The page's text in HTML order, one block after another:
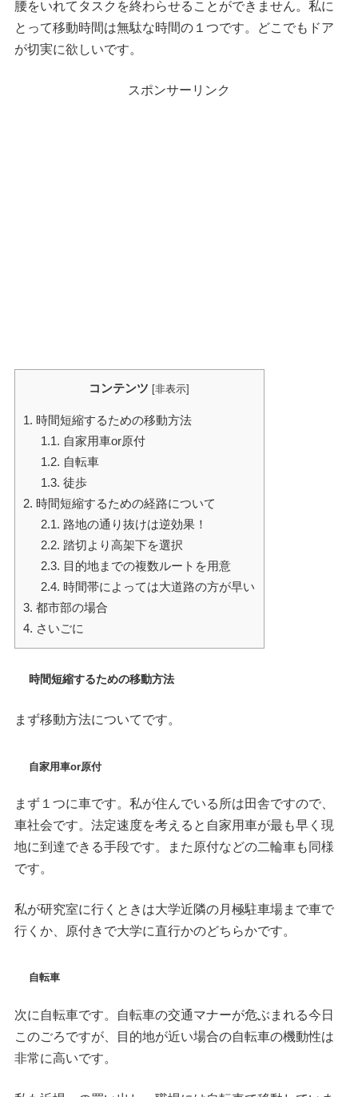
腰をいれてタスクを終わらせることができません。私に
とって移動時間は無駄な時間の１つです。どこでもドア
が切実に欲しいです。
スポンサーリンク
コンテンツ [非表示]
1. 時間短縮するための移動方法
1.1. 自家用車or原付
1.2. 自転車
1.3. 徒歩
2. 時間短縮するための経路について
2.1. 路地の通り抜けは逆効果！
2.2. 踏切より高架下を選択
2.3. 目的地までの複数ルートを用意
2.4. 時間帯によっては大道路の方が早い
3. 都市部の場合
4. さいごに
時間短縮するための移動方法
まず移動方法についてです。
自家用車or原付
まず１つに車です。私が住んでいる所は田舎ですので、
車社会です。法定速度を考えると自家用車が最も早く現
地に到達できる手段です。また原付などの二輪車も同様
です。
私が研究室に行くときは大学近隣の月極駐車場まで車で
行くか、原付きで大学に直行かのどちらかです。
自転車
次に自転車です。自転車の交通マナーが危ぶまれる今日
このごろですが、目的地が近い場合の自転車の機動性は
非常に高いです。